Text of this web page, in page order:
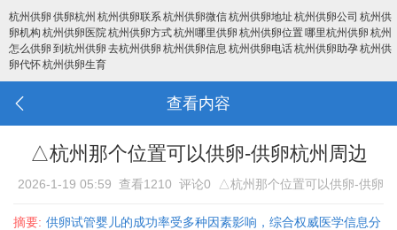
杭州供卵 供卵杭州 杭州供卵联系杭州供卵微信杭州供卵地址 杭州供卵公司 杭州供
卵机构 杭州供卵医院杭州供卵方式杭州哪里供卵 杭州供卵位置哪里杭州供卵 杭州
怎么供卵 到杭州供卵 去杭州供卵 杭州供卵信息 杭州供卵电话杭州供卵助孕杭州供
卵代怀杭州供卵生育
查看内容
△杭州那个位置可以供卵-供卵杭州周边
2026-1-19 05:59 查看1210 评论0
△杭州那个位置可以供卵-供卵
摘要: 供卵试管婴儿的成功率受多种因素影响，综合权威医学信息分